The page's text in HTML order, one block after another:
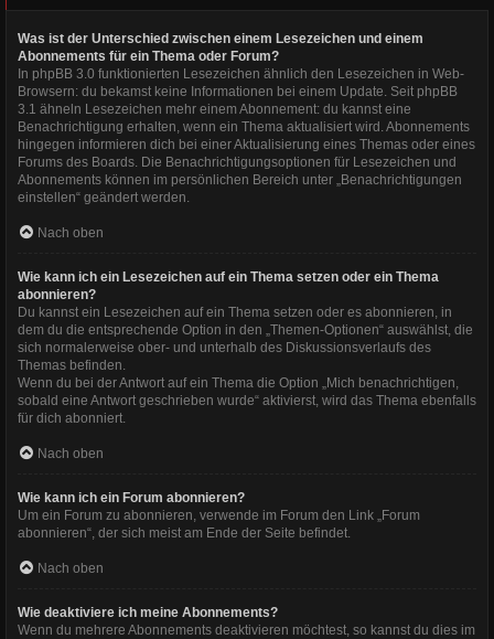
Was ist der Unterschied zwischen einem Lesezeichen und einem
Abonnements für ein Thema oder Forum?
In phpBB 3.0 funktionierten Lesezeichen ähnlich den Lesezeichen in Web-
Browsern: du bekamst keine Informationen bei einem Update. Seit phpBB
3.1 ähneln Lesezeichen mehr einem Abonnement: du kannst eine
Benachrichtigung erhalten, wenn ein Thema aktualisiert wird. Abonnements
hingegen informieren dich bei einer Aktualisierung eines Themas oder eines
Forums des Boards. Die Benachrichtigungsoptionen für Lesezeichen und
Abonnements können im persönlichen Bereich unter „Benachrichtigungen
einstellen“ geändert werden.
Nach oben
Wie kann ich ein Lesezeichen auf ein Thema setzen oder ein Thema
abonnieren?
Du kannst ein Lesezeichen auf ein Thema setzen oder es abonnieren, in
dem du die entsprechende Option in den „Themen-Optionen“ auswählst, die
sich normalerweise ober- und unterhalb des Diskussionsverlaufs des
Themas befinden.
Wenn du bei der Antwort auf ein Thema die Option „Mich benachrichtigen,
sobald eine Antwort geschrieben wurde“ aktivierst, wird das Thema ebenfalls
für dich abonniert.
Nach oben
Wie kann ich ein Forum abonnieren?
Um ein Forum zu abonnieren, verwende im Forum den Link „Forum
abonnieren“, der sich meist am Ende der Seite befindet.
Nach oben
Wie deaktiviere ich meine Abonnements?
Wenn du mehrere Abonnements deaktivieren möchtest, so kannst du dies im